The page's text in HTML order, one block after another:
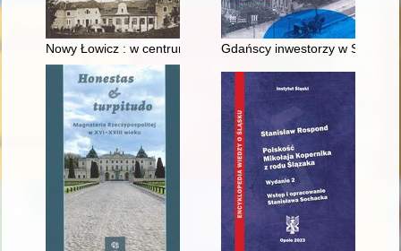
Nowy Łowicz : w centrum poligonu drawskiego od
Gdańscy inwestorzy w